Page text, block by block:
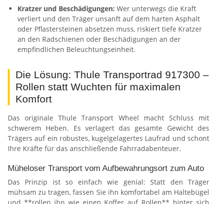
Kratzer und Beschädigungen: Wer unterwegs die Kraft
verliert und den Träger unsanft auf dem harten Asphalt
oder Pflastersteinen absetzen muss, riskiert tiefe Kratzer
an den Radschienen oder Beschädigungen an der
empfindlichen Beleuchtungseinheit.
Die Lösung: Thule Transportrad 917300 –
Rollen statt Wuchten für maximalen
Komfort
Das originale Thule Transport Wheel macht Schluss mit
schwerem Heben. Es verlagert das gesamte Gewicht des
Trägers auf ein robustes, kugelgelagertes Laufrad und schont
Ihre Kräfte für das anschließende Fahrradabenteuer.
Müheloser Transport vom Aufbewahrungsort zum Auto
Das Prinzip ist so einfach wie genial: Statt den Träger
mühsam zu tragen, fassen Sie ihn komfortabel am Haltebügel